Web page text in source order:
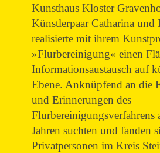
Kunsthaus Kloster
Künstlerpaar Catharina und
realisierte mit ihrem
»Flurbereinigung« einen
Informationsaustausch auf
Ebene. Anknüpfend an die
und Erinnerungen des
Flurbereinigungsverfahrens
Jahren suchten und fanden
Privatpersonen im Kreis